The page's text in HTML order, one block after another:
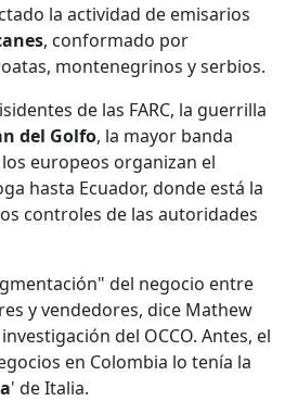
la actividad de emisarios
, conformado por
montenegrinos y serbios.
de las FARC, la guerrilla
del Golfo, la mayor banda
europeos organizan el
hasta Ecuador, donde está la
controles de las autoridades
del negocio entre
y vendedores, dice Mathew
del OCCO. Antes, el
en Colombia lo tenía la
' de Italia.